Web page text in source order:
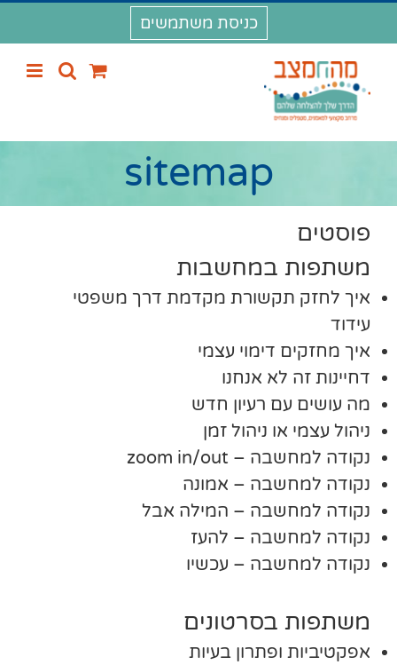
לתוכן
כניסת משתמשים
sitemap
פוסטים
משתפות במחשבות
איך לחזק תקשורת מקדמת דרך משפטי
עידוד
איך מחזקים דימוי עצמי
דחיינות זה לא אנחנו
מה עושים עם רעיון חדש
ניהול עצמי או ניהול זמן
נקודה למחשבה – zoom in/out
נקודה למחשבה – אמונה
נקודה למחשבה – המילה אבל
נקודה למחשבה – להעז
נקודה למחשבה – עכשיו
משתפות בסרטונים
אפקטיביות ופתרון בעיות